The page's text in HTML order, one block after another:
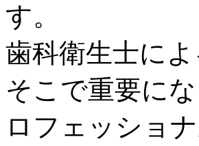
す。
歯科衛生士に
そこで重要に
ロフェッショ